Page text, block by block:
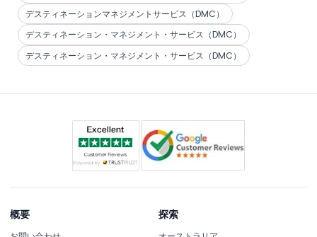
デスティネーションマネジメントサービス（DMC）
デスティネーション・マネジメント・サービス（DMC）
デスティネーション・マネジメント・サービス（DMC）
概要 探索